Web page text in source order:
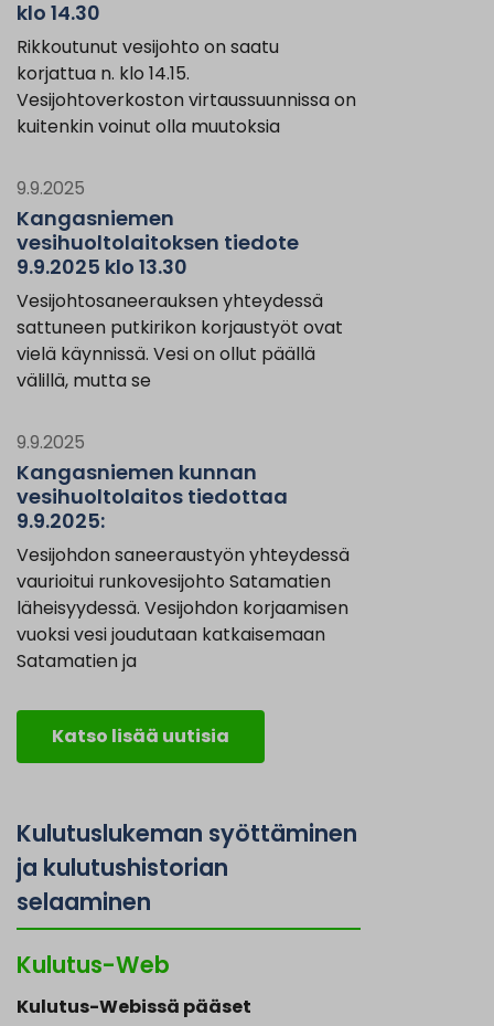
klo 14.30
Rikkoutunut vesijohto on saatu
korjattua n. klo 14.15.
Vesijohtoverkoston virtaussuunnissa on
kuitenkin voinut olla muutoksia
9.9.2025
Kangasniemen
vesihuoltolaitoksen tiedote
9.9.2025 klo 13.30
Vesijohtosaneerauksen yhteydessä
sattuneen putkirikon korjaustyöt ovat
vielä käynnissä. Vesi on ollut päällä
välillä, mutta se
9.9.2025
Kangasniemen kunnan
vesihuoltolaitos tiedottaa
9.9.2025:
Vesijohdon saneeraustyön yhteydessä
vaurioitui runkovesijohto Satamatien
läheisyydessä. Vesijohdon korjaamisen
vuoksi vesi joudutaan katkaisemaan
Satamatien ja
Katso lisää uutisia
Kulutuslukeman syöttäminen
ja kulutushistorian
selaaminen
Kulutus-Web
Kulutus-Webissä pääset